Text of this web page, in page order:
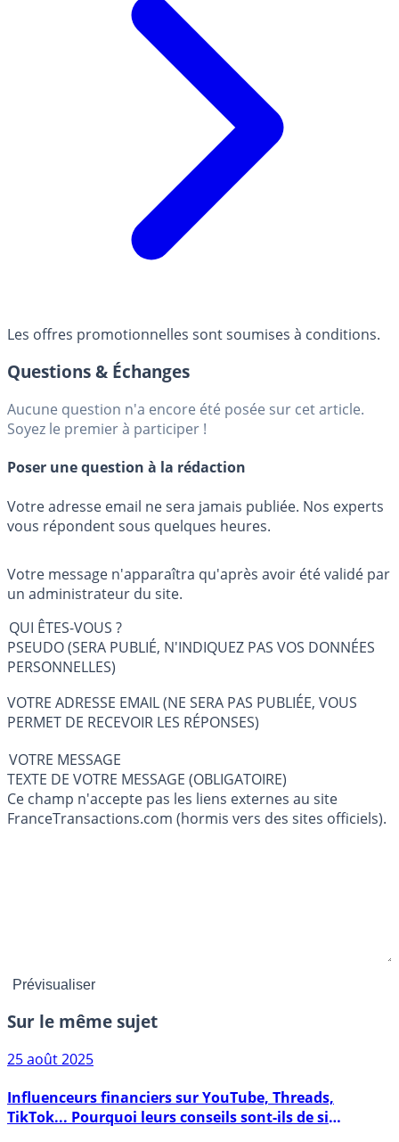
Les offres promotionnelles sont soumises à conditions.
Questions & Échanges
Aucune question n'a encore été posée sur cet article.
Soyez le premier à participer !
Poser une question à la rédaction
Votre adresse email ne sera jamais publiée. Nos experts
vous répondent sous quelques heures.
Votre message n'apparaîtra qu'après avoir été validé par
un administrateur du site.
QUI ÊTES-VOUS ?
PSEUDO (SERA PUBLIÉ, N'INDIQUEZ PAS VOS DONNÉES
PERSONNELLES)
VOTRE ADRESSE EMAIL (NE SERA PAS PUBLIÉE, VOUS
PERMET DE RECEVOIR LES RÉPONSES)
VOTRE MESSAGE
TEXTE DE VOTRE MESSAGE (OBLIGATOIRE)
Ce champ n'accepte pas les liens externes au site
FranceTransactions.com (hormis vers des sites officiels).
Sur le même sujet
25 août 2025